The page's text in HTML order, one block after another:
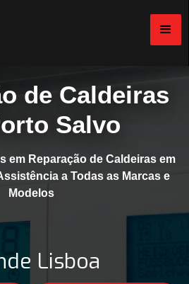
de Caldeiras
Salvo
em Reparação de Caldeiras em
a Todas as Marcas e
Modelos
Lisboa